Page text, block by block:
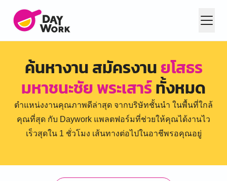
ค้นหางาน สมัครงานยโสธร
มหาชนะชัย พระเสาร์ทั้งหมด
ตำแหน่งงานคุณภาพดีล่าสุด จากบริษัทชั้นนำ ในพื้นที่ใกล้
คุณที่สุด กับ Daywork แพลตฟอร์มที่ช่วยให้คุณได้งานไว
เร็วสุดใน 1 ชั่วโมง เส้นทางต่อไปในอาชีพรอคุณอยู่